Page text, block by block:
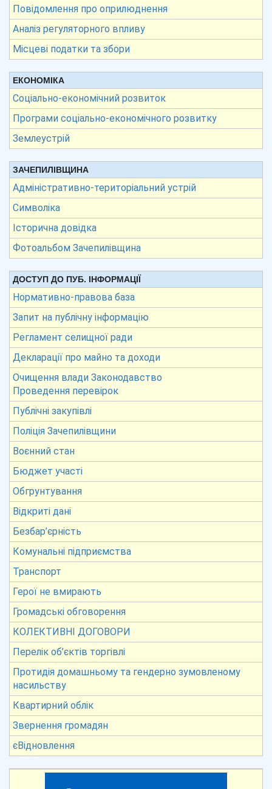
Повідомлення про оприлюднення
Аналіз регуляторного впливу
Місцеві податки та збори
ЕКОНОМІКА
Соціально-економічний розвиток
Програми соціально-економічного розвитку
Землеустрій
ЗАЧЕПИЛІВЩИНА
Адміністративно-територіальний устрій
Символіка
Історична довідка
Фотоальбом Зачепилівщина
ДОСТУП ДО ПУБ. ІНФОРМАЦІЇ
Нормативно-правова база
Запит на публічну інформацію
Регламент селищної ради
Декларації про майно та доходи
Очищення влади Законодавство
Проведення перевірок
Публічні закупівлі
Поліція Зачепилівщини
Воєнний стан
Бюджет участі
Обгрунтування
Відкриті дані
Безбар’єрність
Комунальні підприємства
Транспорт
Герої не вмирають
Громадські обговорення
КОЛЕКТИВНІ ДОГОВОРИ
Перелік об’єктів торгівлі
Протидія домашньому та гендерно зумовленому
насильству
Квартирний облік
Звернення громадян
єВідновлення